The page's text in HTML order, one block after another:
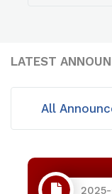
LATEST
All